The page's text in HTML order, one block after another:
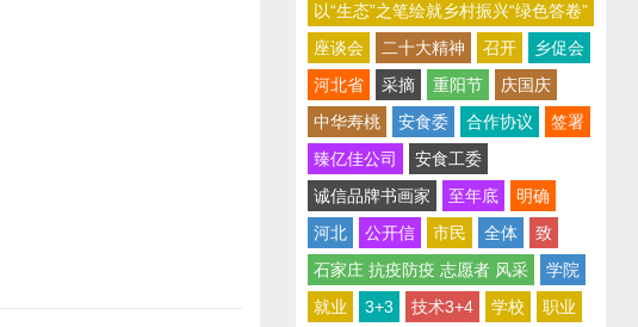
以“生态”之笔绘就乡村振兴“绿色答卷”
座谈会
二十大精神 召开
乡促会
河北省
采摘 重阳节
庆国庆
中华寿桃
安食委 合作协议
签署
臻亿佳公司
安食工委
诚信品牌书画家
至年底
明确
河北
公开信 市民 全体
致
石家庄 抗疫防疫 志愿者 风采
学院
就业
3+3 技术3+4 学校
职业